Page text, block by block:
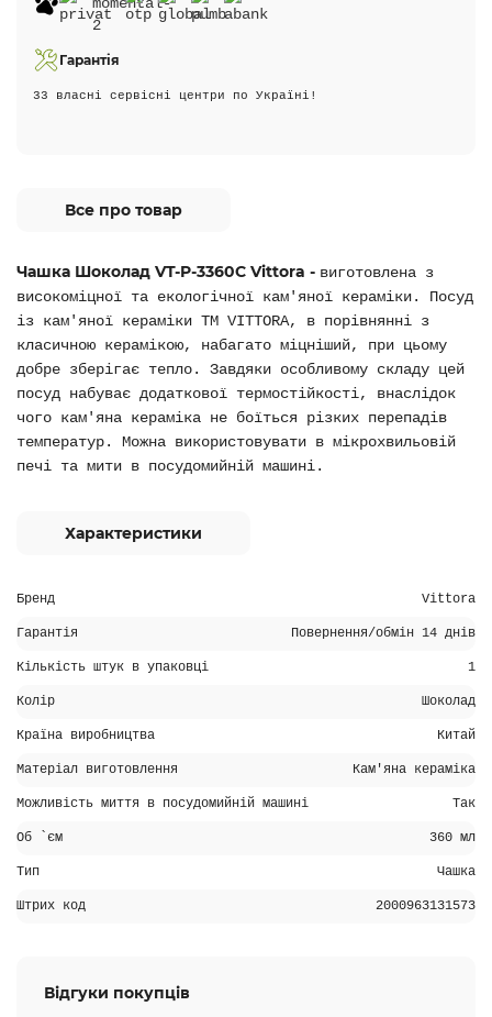
Гарантія
33 власні сервісні центри по Україні!
Все про товар
Чашка Шоколад VT-P-3360С Vittora - виготовлена з
високоміцної та екологічної кам'яної кераміки. Посуд
із кам'яної кераміки ТМ VITTORA, в порівнянні з
класичною керамікою, набагато міцніший, при цьому
добре зберігає тепло. Завдяки особливому складу цей
посуд набуває додаткової термостійкості, внаслідок
чого кам'яна кераміка не боїться різких перепадів
температур. Можна використовувати в мікрохвильовій
печі та мити в посудомийній машині.
Характеристики
Бренд Vittora
Гарантія Повернення/обмін 14 днів
Кількість штук в упаковці 1
Колір Шоколад
Країна виробництва Китай
Матеріал виготовлення Кам'яна кераміка
Можливість миття в посудомийній машині Так
Об `єм 360 мл
Тип Чашка
Штрих код 2000963131573
Відгуки покупців